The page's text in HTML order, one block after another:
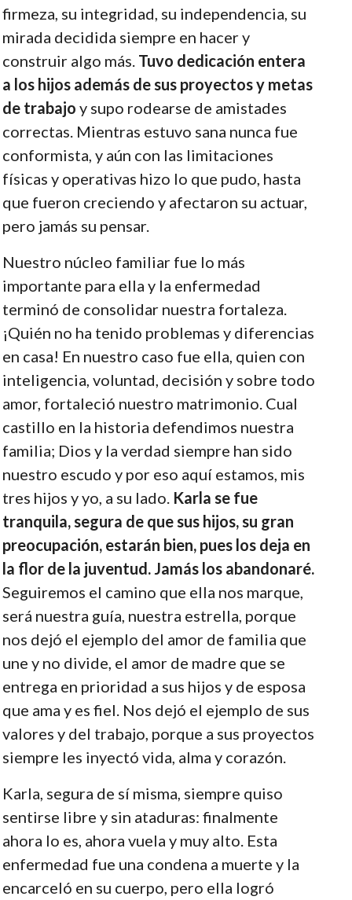
firmeza, su integridad, su independencia, su
mirada decidida siempre en hacer y
construir algo más. Tuvo dedicación entera
a los hijos además de sus proyectos y metas
de trabajo y supo rodearse de amistades
correctas. Mientras estuvo sana nunca fue
conformista, y aún con las limitaciones
físicas y operativas hizo lo que pudo, hasta
que fueron creciendo y afectaron su actuar,
pero jamás su pensar.
Nuestro núcleo familiar fue lo más
importante para ella y la enfermedad
terminó de consolidar nuestra fortaleza.
¡Quién no ha tenido problemas y diferencias
en casa! En nuestro caso fue ella, quien con
inteligencia, voluntad, decisión y sobre todo
amor, fortaleció nuestro matrimonio. Cual
castillo en la historia defendimos nuestra
familia; Dios y la verdad siempre han sido
nuestro escudo y por eso aquí estamos, mis
tres hijos y yo, a su lado. Karla se fue
tranquila, segura de que sus hijos, su gran
preocupación, estarán bien, pues los deja en
la flor de la juventud. Jamás los abandonaré.
Seguiremos el camino que ella nos marque,
será nuestra guía, nuestra estrella, porque
nos dejó el ejemplo del amor de familia que
une y no divide, el amor de madre que se
entrega en prioridad a sus hijos y de esposa
que ama y es fiel. Nos dejó el ejemplo de sus
valores y del trabajo, porque a sus proyectos
siempre les inyectó vida, alma y corazón.
Karla, segura de sí misma, siempre quiso
sentirse libre y sin ataduras: finalmente
ahora lo es, ahora vuela y muy alto. Esta
enfermedad fue una condena a muerte y la
encarceló en su cuerpo, pero ella logró